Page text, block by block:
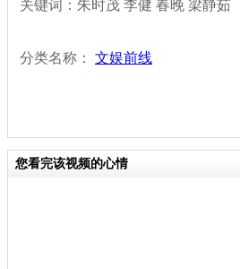
关键词：朱时茂 李健 春晚 梁静茹
分类名称： 文娱前线
您看完该视频的心情